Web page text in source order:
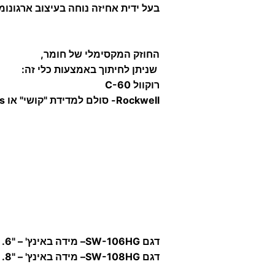
בעל ידית אחיזה נוחה בעיצוב
החוזק המקסימלי של חומר,
שניתן לחיתוך באמצעות כלי זה:
רוקוול C-60
Rockwell- סולם למדידת "קושי" או hardness.
דגם SW-106HG – מידה באינץ' – "6.
דגם SW-108HG
– מידה באינץ' – "8.